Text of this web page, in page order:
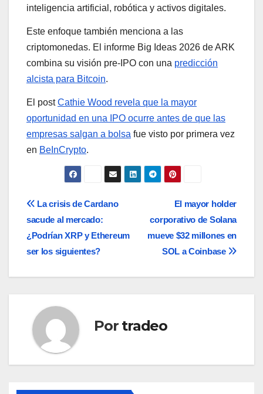
inteligencia artificial, robótica y activos digitales.
Este enfoque también menciona a las
criptomonedas. El informe Big Ideas 2026 de ARK
combina su visión pre-IPO con una predicción
alcista para Bitcoin.
El postCathie Wood revela que la mayor
oportunidad en una IPO ocurre antes de que las
empresas salgan a bolsa fue visto por primera vez
en BeInCrypto.
Navegación
de
entradas
El mayor holder
corporativo de Solana
mueve $32 millones en
SOL a Coinbase
La crisis de Cardano
sacude al mercado:
¿Podrían XRP y Ethereum
ser los siguientes?
Por tradeo